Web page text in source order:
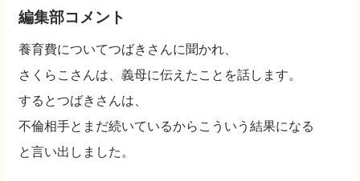
編集部コメント
養育費についてつばきさんに聞かれ、
さくらこさんは、義母に伝えたことを話します。
するとつばきさんは、
不倫相手とまだ続いているからこういう結果になる
と言い出しました。